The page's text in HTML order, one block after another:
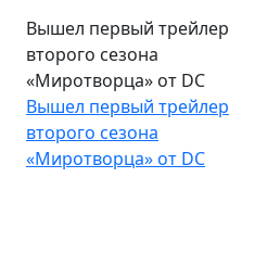
Вышел первый трейлер
второго сезона
«Миротворца» от DC
Вышел первый трейлер
второго сезона
«Миротворца» от DC